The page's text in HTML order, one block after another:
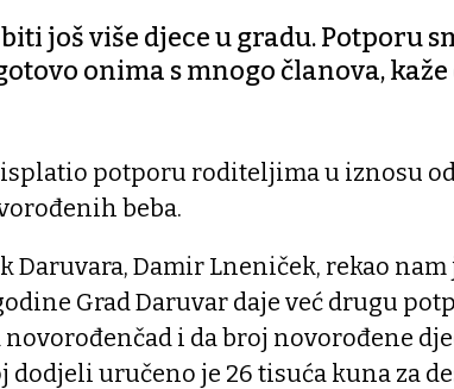
još više djece u gradu. Potporu
onima s mnogo članova,
isplatio potporu roditeljima u iznosu
beba.
Daruvara, Damir Lneniček, rekao nam
Grad Daruvar daje već drugu
i da broj novorođene
dodjeli uručeno je 26 tisuća kuna za